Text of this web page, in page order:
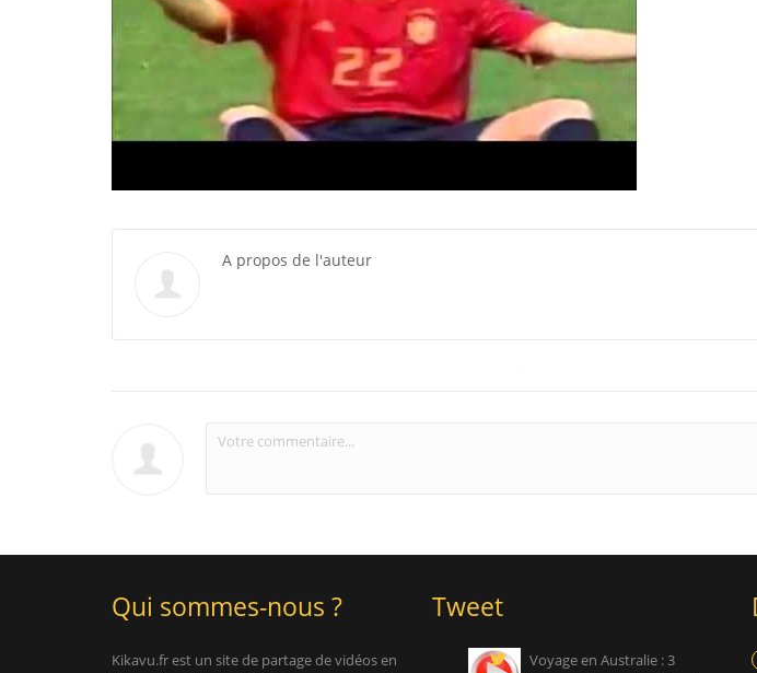
A propos de l'auteur
Qui sommes-nous ?
Kikavu.fr est un site de partage de vidéos en
Tweet
Voyage en Australie : 3